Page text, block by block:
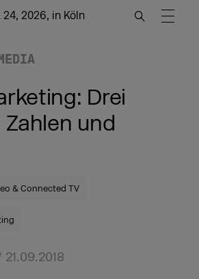
2026, in Köln
Drei
Zahlen und
& Connected TV